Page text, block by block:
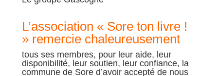
L’association « Sore ton livre !
» remercie chaleureusement
tous ses membres, pour leur aide, leur
disponibilité, leur soutien, leur confiance, la
commune de Sore d’avoir accepté de nous